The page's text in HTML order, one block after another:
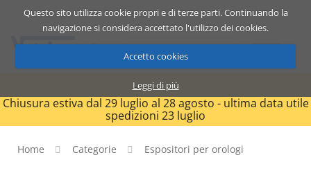
Questo sito utilizza cookie propri e di terze parti. Continuando la
navigazione si considera accettato l'utilizzo dei cookies.
Accetto cookies
Leggi di più
Catalogo Carrello ITA
Chiusura estiva dal 29 luglio al 28 agosto - ultima data utile
spedizioni 23 luglio
Home Categorie Espositori per orologi